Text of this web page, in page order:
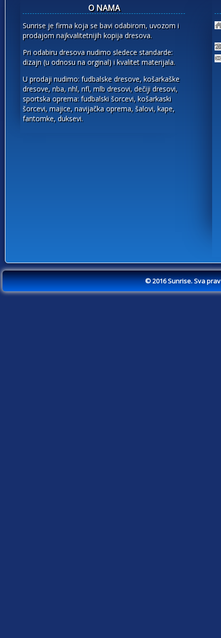
O NAMA
Sunrise je firma koja se bavi odabirom, uvozom i
prodajom najkvalitetnijih kopija dresova.
Pri odabiru dresova nudimo sledece standarde:
dizajn (u odnosu na orginal) i kvalitet materijala.
U prodaji nudimo: fudbalske dresove, košarkaške
dresove, nba, nhl, nfl, mlb dresovi, dečiji dresovi,
sportska oprema: fudbalski šorcevi, košarkaski
šorcevi, majice, navijačka oprema, šalovi, kape,
fantomke, duksevi.
© 2016 Sunrise. Sva